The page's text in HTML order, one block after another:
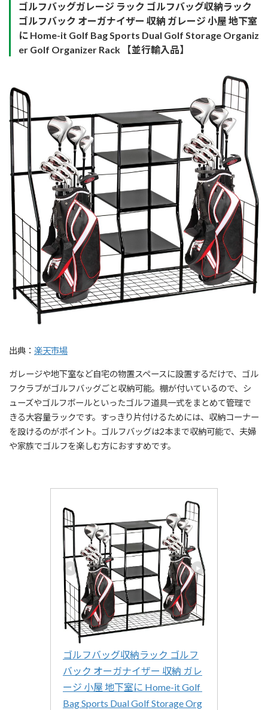
ゴルフバッグガレージ ラック ゴルフバッグ収納ラック
ゴルフバック オーガナイザー 収納 ガレージ 小屋 地下室
に Home-it Golf Bag Sports Dual Golf Storage Organiz
er Golf Organizer Rack 【並行輸入品】
出典： 楽天市場
ガレージや地下室など自宅の物置スペースに設置するだけで、ゴル
フクラブがゴルフバッグごと収納可能。棚が付いているので、シ
ューズやゴルフボールといったゴルフ道具一式をまとめて管理で
きる大容量ラックです。すっきり片付けるためには、収納コーナー
を設けるのがポイント。ゴルフバッグは2本まで収納可能で、夫婦
や家族でゴルフを楽しむ方におすすめです。
ゴルフバッグ収納ラック ゴルフ
バック オーガナイザー 収納 ガレ
ージ 小屋 地下室に Home-it Golf
Bag Sports Dual Golf Storage Org